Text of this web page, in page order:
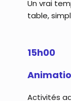
Un vrai
table,
15h00
Activités